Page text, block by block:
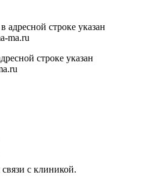
адресной строке указан
ma.ru
строке указан
с клиникой.